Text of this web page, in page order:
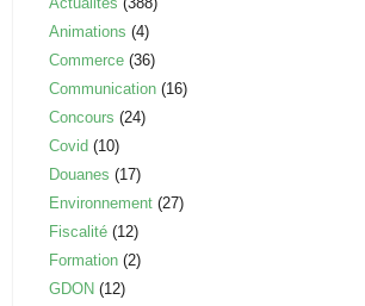
Animations (4)
Commerce (36)
Communication (16)
Concours (24)
Covid (10)
Douanes (17)
Environnement (27)
Fiscalité (12)
Formation (2)
GDON (12)